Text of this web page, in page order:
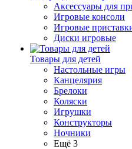
Аксессуары для
Игровые консоли
Игровые
Диски игровые
Товары для детей
Настольные игры
Канцелярия
Брелоки
Коляски
Игрушки
Конструкторы
Ночники
Ещё 3